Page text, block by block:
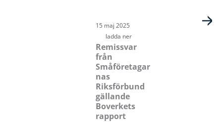
15 maj 2025
ladda ner
Remissvar
från
Småföretagar
nas
Riksförbund
gällande
Boverkets
rapport